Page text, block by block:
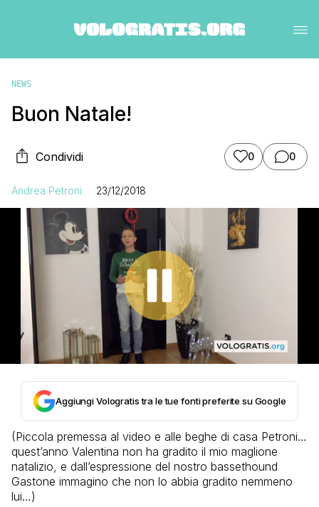
NEWS
Buon Natale!
Condividi 0 0
Andrea Petroni 23/12/2018
Aggiungi Vologratis tra le tue fonti preferite su Google
(Piccola premessa al video e alle beghe di casa Petroni…
quest’anno Valentina non ha gradito il mio maglione
natalizio, e dall’espressione del nostro bassethound
Gastone immagino che non lo abbia gradito nemmeno
lui…)